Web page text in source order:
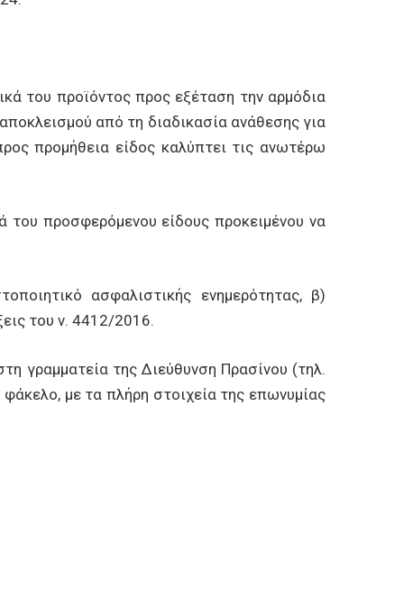
του προϊόντος προς εξέταση την αρμόδια
από τη διαδικασία ανάθεσης για
προμήθεια είδος καλύπτει τις ανωτέρω
του προσφερόμενου είδους προκειμένου να
ασφαλιστικής ενημερότητας, β)
του ν. 4412/2016.
γραμματεία της Διεύθυνση Πρασίνου (τηλ.
με τα πλήρη στοιχεία της επωνυμίας